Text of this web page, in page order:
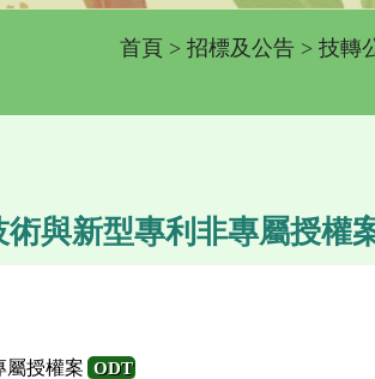
首頁 > 招標及公告 > 技轉
與新型專利非專屬授權
屬授權案 ODT